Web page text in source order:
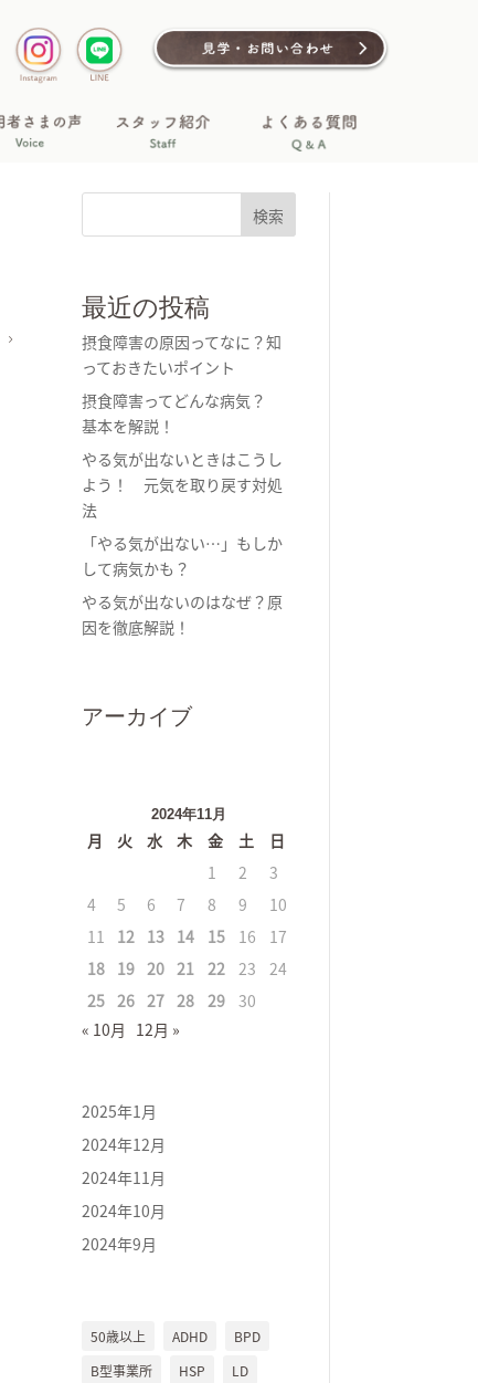
検索
最近の投稿
摂食障害の原因ってなに？知
っておきたいポイント
摂食障害ってどんな病気？
基本を解説！
やる気が出ないときはこうし
よう！ 元気を取り戻す対処
法
「やる気が出ない…」もしか
して病気かも？
やる気が出ないのはなぜ？原
因を徹底解説！
アーカイブ
2024年11月
月 火 水 木 金 土
日
1
2
3
4
5 6 7 8 9
10
11
12 13 14 15 16
17
18 19 20 21 22 23
24
25 26 27 28 29
30
« 10月 12月 »
2025年1月
2024年12月
2024年11月
2024年10月
2024年9月
50歳以上 ADHD
BPD
B型事業所
HSP
LD